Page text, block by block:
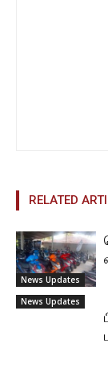
RELATED
News Updates
News Updates